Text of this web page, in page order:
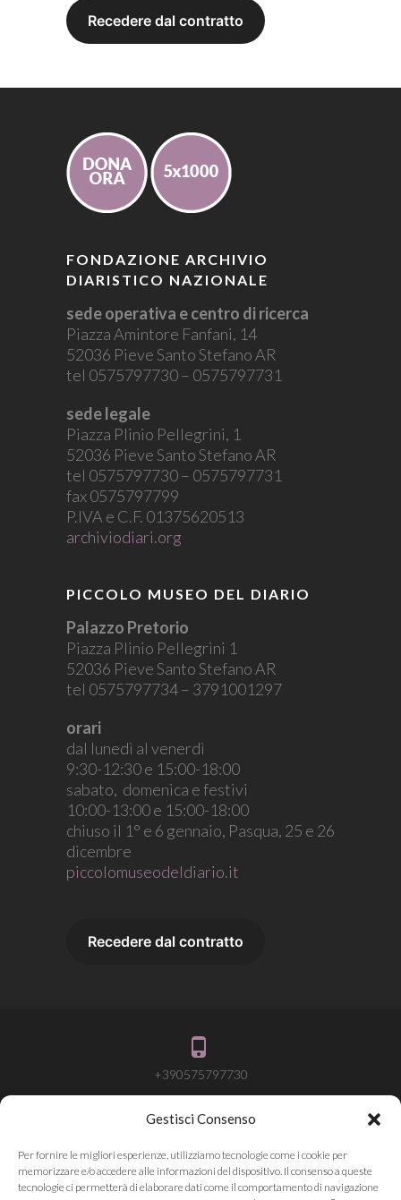
Gestisci Consenso
Per fornire le migliori esperienze, utilizziamo tecnologie come i cookie per
memorizzare e/o accedere alle informazioni del dispositivo. Il consenso a queste
tecnologie ci permetterà di elaborare dati come il comportamento di navigazione
FONDAZIONE ARCHIVIO
DIARISTICO NAZIONALE
sede operativa e centro di ricerca
Piazza Amintore Fanfani, 14
52036 Pieve Santo Stefano AR
tel 0575797730 – 0575797731
sede legale
Piazza Plinio Pellegrini, 1
52036 Pieve Santo Stefano AR
tel 0575797730 – 0575797731
fax 0575797799
P.IVA e C.F. 01375620513
archiviodiari.org
PICCOLO MUSEO DEL DIARIO
Palazzo Pretorio
Piazza Plinio Pellegrini 1
52036 Pieve Santo Stefano AR
tel 0575797734 – 3791001297
orari
dal lunedì al venerdì
9:30-12:30 e 15:00-18:00
sabato, domenica e festivi
10:00-13:00 e 15:00-18:00
chiuso il 1° e 6 gennaio, Pasqua, 25 e 26
dicembre
piccolomuseodeldiario.it
+390575797730